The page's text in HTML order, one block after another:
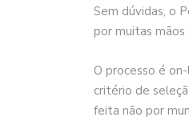
Sem dúvidas, o
por muitas mãos
O processo é
critério de
feita não por